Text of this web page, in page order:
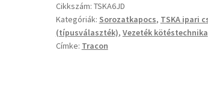
Cikkszám: TSKA6JD
Kategóriák: Sorozatkapocs, TSKA ipari
(típusválaszték), Vezeték kötéstechnika
Címke: Tracon